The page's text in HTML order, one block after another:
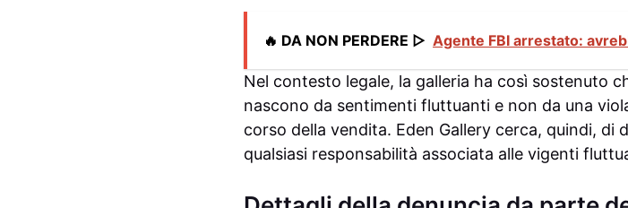
🔥 DA NON PERDERE ▷ Agente FBI arrestato:
Nel contesto legale, la galleria ha così sostenuto
nascono da sentimenti fluttuanti e non da una
corso della vendita. Eden Gallery cerca, quindi,
qualsiasi responsabilità associata alle vigenti